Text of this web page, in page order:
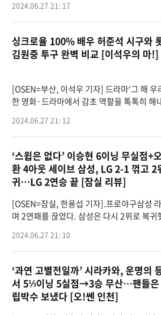
를 8-3완승으로 장식했다
2024.06.27 21: 17
싱크로율 100% 배우 허준석 시구와
김원중 투구 완벽 비교 [이석우의 마!]
[OSEN=부산, 이석우 기자] 드라마‘그 해 우
한 영화·드라마에서 감초 역할을 톡톡히 해
2024.06.27 21: 12
‘스윕은 없다’ 이승현 6이닝 무실점+
환 4아웃 세이브 삼성, LG 2-1 꺾고 2
귀…LG 2연승 끝 [잠실 리뷰]
[OSEN=잠실, 한용섭 기자].프로야구삼성
며 2연패를 끊었다. 삼성은 다시 2위로 복귀
1로 승리했다.삼성 선발 이
2024.06.27 21: 10
‘과연 고별전일까’ 시라카와, 운명의
서 5⅓이닝 5실점→3승 무산…팬들은
립박수 보냈다 [오!쎈 인천]